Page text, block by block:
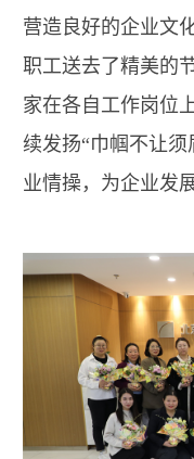
营造良好的企业文
职工送去了精美的
家在各自工作岗位
续发扬“巾帼不让
业情操，为企业发